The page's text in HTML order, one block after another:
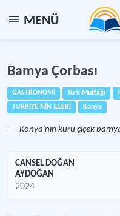
MENÜ
Bamya Çorbası
GASTRONOMİ Türk Mutfağı
TÜRKİYE'NİN İLLERİ
Konya
Konya’nın kuru çiçek
CANSEL DOĞAN
AYDOĞAN
2024